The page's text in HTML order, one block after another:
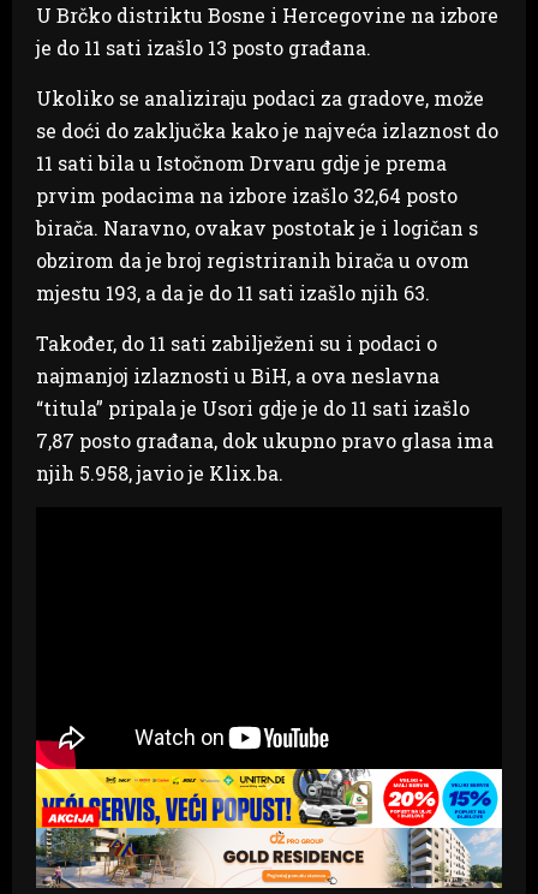
U Brčko distriktu Bosne i Hercegovine na izbore
je do 11 sati izašlo 13 posto građana.
Ukoliko se analiziraju podaci za gradove, može
se doći do zaključka kako je najveća izlaznost do
11 sati bila u Istočnom Drvaru gdje je prema
prvim podacima na izbore izašlo 32,64 posto
birača. Naravno, ovakav postotak je i logičan s
obzirom da je broj registriranih birača u ovom
mjestu 193, a da je do 11 sati izašlo njih 63.
Također, do 11 sati zabilježeni su i podaci o
najmanjoj izlaznosti u BiH, a ova neslavna
“titula” pripala je Usori gdje je do 11 sati izašlo
7,87 posto građana, dok ukupno pravo glasa ima
njih 5.958, javio je Klix.ba.